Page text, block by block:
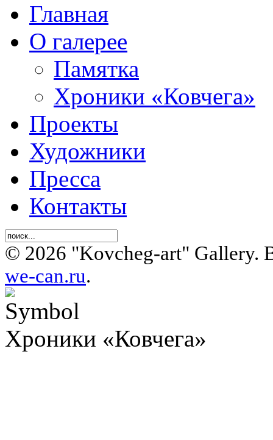
Главная
О галерее
Памятка
Хроники «Ковчега»
Проекты
Художники
Пресса
Контакты
© 2026 "Kovcheg-art" Gallery.
we-can.ru.
Хроники «Ковчега»